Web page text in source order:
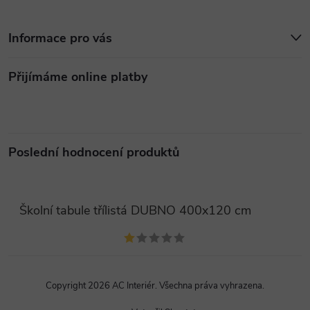
Informace pro vás
Přijímáme online platby
Poslední hodnocení produktů
Školní tabule třílistá DUBNO 400x120 cm
Copyright 2026 AC Interiér. Všechna práva vyhrazena.